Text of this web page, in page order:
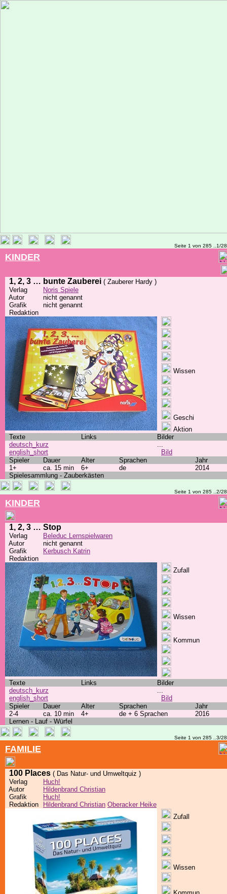
Seite 1 von 285 ..1/
KINDER
1, 2, 3 … bunte Zauberei ( Zauberer Hardy )
Verlag
Noris Spiele
Autor
nicht genannt
Grafik
nicht genannt
Redaktion
Wissen
Geschi
Aktion
Texte
Links
Bilder
deutsch_kurz
english_short
...
Bild
Spieler
Dauer Alter Sprachen
Jahr
1+
ca. 15 min 6+ de
2014
Spielesammlung - Zauberkästen
Seite 1 von 285 ..2/
KINDER
1, 2, 3 … Stop
Verlag
Beleduc Lernspielwaren
Autor
nicht genannt
Grafik
Kerbusch Katrin
Redaktion
Zufall
Wissen
Kommun
Texte Links
Bilder
deutsch_kurz
english_short
...
Bild
Spieler
Dauer Alter Sprachen
Jahr
2-4
ca. 10 min 4+ de + 6 Sprachen
2016
Lernen - Lauf - Würfel
Seite 1 von 285 ..3/
FAMILIE
100 Places ( Das Natur- und Umweltquiz )
Verlag
Huch!
Autor
Hildenbrand Christian
Grafik
Huch!
Redaktion
Hildenbrand Christian Oberacker Heike
Zufall
Wissen